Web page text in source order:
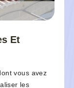
Et
vous avez
les